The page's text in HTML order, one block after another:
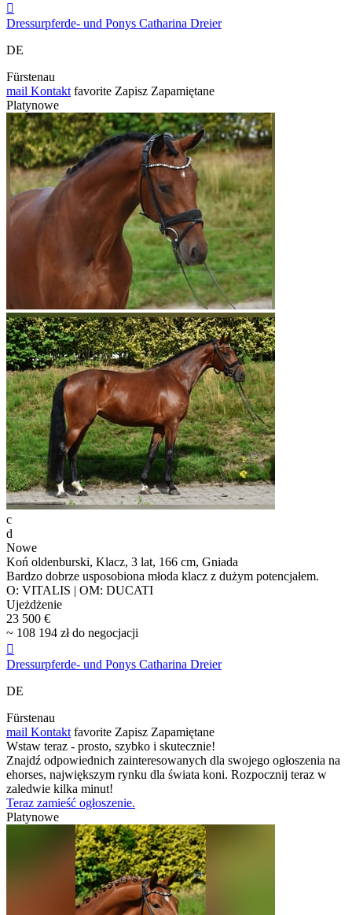

Dressurpferde- und Ponys Catharina Dreier
DE
Fürstenau
mail Kontakt favorite Zapisz Zapamiętane
Platynowe
c
d
Nowe
Koń oldenburski, Klacz, 3 lat, 166 cm, Gniada
Bardzo dobrze usposobiona młoda klacz z dużym potencjałem.
O: VITALIS | OM: DUCATI
Ujeżdżenie
23 500 €
~ 108 194 zł do negocjacji

Dressurpferde- und Ponys Catharina Dreier
DE
Fürstenau
mail Kontakt favorite Zapisz Zapamiętane
Wstaw teraz - prosto, szybko i skutecznie!
Znajdź odpowiednich zainteresowanych dla swojego ogłoszenia na
ehorses, największym rynku dla świata koni. Rozpocznij teraz w
zaledwie kilka minut!
Teraz zamieść ogłoszenie.
Platynowe